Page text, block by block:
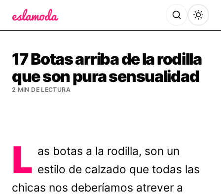
17 Botas arriba de la rodilla
que son pura sensualidad
2 MIN DE LECTURA
L as botas a la rodilla, son un
estilo de calzado que todas las
chicas nos deberíamos atrever a